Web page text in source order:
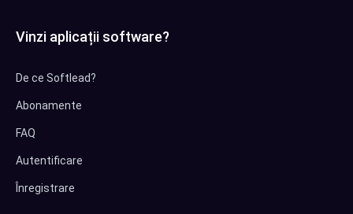
Vinzi aplicații software?
De ce Softlead?
Abonamente
FAQ
Autentificare
Înregistrare